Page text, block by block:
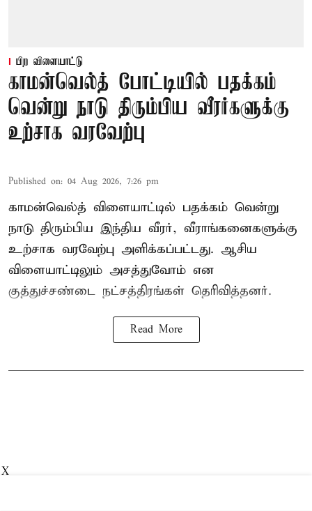
பிற விளையாட்டு
காமன்வெல்த் போட்டியில் பதக்கம்
வென்று நாடு திரும்பிய வீரர்களுக்கு
உற்சாக வரவேற்பு
Published on: 04 Aug 2026, 7:26 pm
காமன்வெல்த் விளையாட்டில் பதக்கம் வென்று
நாடு திரும்பிய இந்திய வீரர், வீராங்கனைகளுக்கு
உற்சாக வரவேற்பு அளிக்கப்பட்டது. ஆசிய
விளையாட்டிலும் அசத்துவோம் என
குத்துச்சண்டை நட்சத்திரங்கள் தெரிவித்தனர்.
Read More
X